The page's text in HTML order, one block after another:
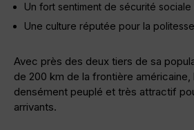
Un fort sentiment de sécurité
Une culture réputée pour la
Avec près des deux tiers de sa
de 200 km de la frontière
densément peuplé et très attractif
arrivants.